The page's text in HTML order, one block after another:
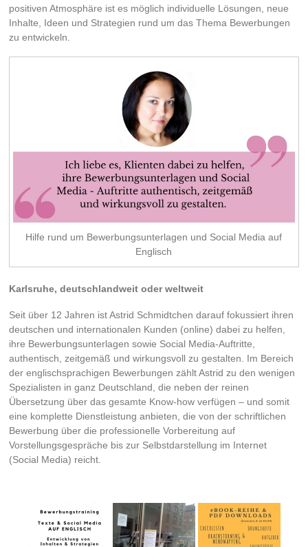
positiven Atmosphäre ist es möglich individuelle Lösungen, neue
Inhalte, Ideen und Strategien rund um das Thema Bewerbungen
zu entwickeln.
Hilfe rund um Bewerbungsunterlagen und Social Media auf
Englisch
Karlsruhe, deutschlandweit oder weltweit
Seit über 12 Jahren ist Astrid Schmidtchen darauf fokussiert ihren
deutschen und internationalen Kunden (online) dabei zu helfen,
ihre Bewerbungsunterlagen sowie Social Media-Auftritte,
authentisch, zeitgemäß und wirkungsvoll zu gestalten. Im Bereich
der englischsprachigen Bewerbungen zählt Astrid zu den wenigen
Spezialisten in ganz Deutschland, die neben der reinen
Übersetzung über das gesamte Know-how verfügen – und somit
eine komplette Dienstleistung anbieten, die von der schriftlichen
Bewerbung über die professionelle Vorbereitung auf
Vorstellungsgespräche bis zur Selbstdarstellung im Internet
(Social Media) reicht.